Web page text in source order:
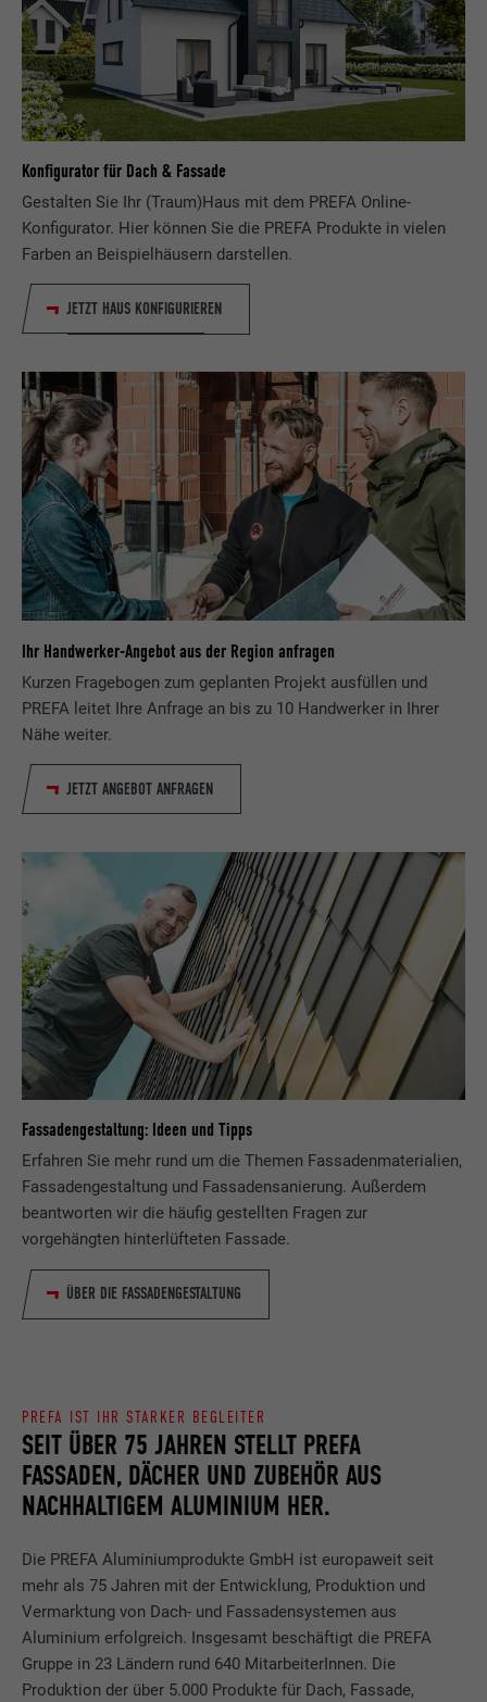
Konfigurator für Dach & Fassade
Gestalten Sie Ihr (Traum)Haus mit dem PREFA Online-
Konfigurator. Hier können Sie die PREFA Produkte in vielen
Farben an Beispielhäusern darstellen.
JETZT HAUS KONFIGURIEREN
Ihr Handwerker-Angebot aus der Region anfragen
Kurzen Fragebogen zum geplanten Projekt ausfüllen und
PREFA leitet Ihre Anfrage an bis zu 10 Handwerker in Ihrer
Nähe weiter.
JETZT ANGEBOT ANFRAGEN
Fassadengestaltung: Ideen und Tipps
Erfahren Sie mehr rund um die Themen Fassadenmaterialien,
Fassadengestaltung und Fassadensanierung. Außerdem
beantworten wir die häufig gestellten Fragen zur
vorgehängten hinterlüfteten Fassade.
ÜBER DIE FASSADENGESTALTUNG
SEIT ÜBER 75 JAHREN STELLT PREFA
FASSADEN, DÄCHER UND ZUBEHÖR AUS
NACHHALTIGEM ALUMINIUM HER.
PREFA IST IHR STARKER BEGLEITER
Die PREFA Aluminiumprodukte GmbH ist europaweit seit
mehr als 75 Jahren mit der Entwicklung, Produktion und
Vermarktung von Dach- und Fassadensystemen aus
Aluminium erfolgreich. Insgesamt beschäftigt die PREFA
Gruppe in 23 Ländern rund 640 MitarbeiterInnen. Die
Produktion der über 5.000 Produkte für Dach, Fassade,